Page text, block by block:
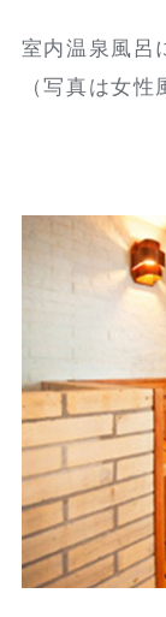
室内温泉風呂
（写真は女性